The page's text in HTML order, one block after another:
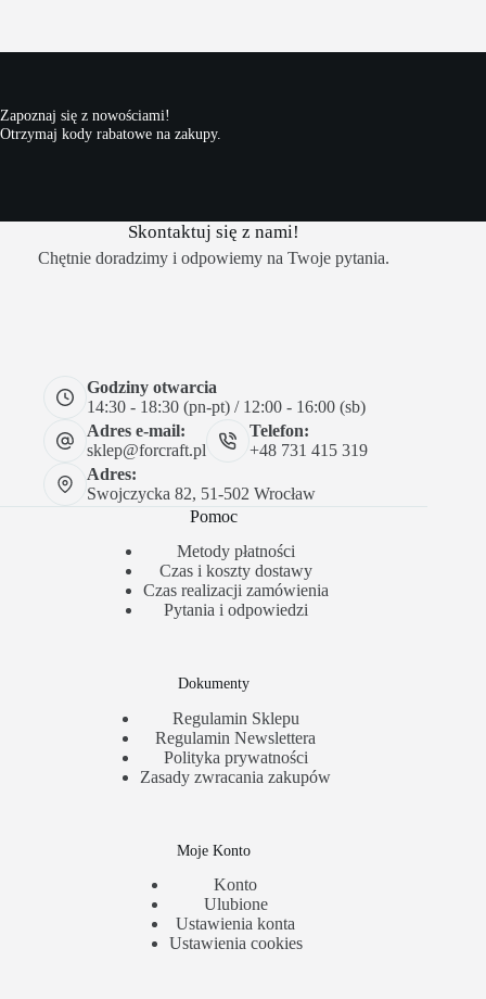
Zapoznaj się z nowościami!
Otrzymaj kody rabatowe na zakupy.
Skontaktuj się z nami!
Chętnie doradzimy i odpowiemy na Twoje pytania.
Godziny otwarcia
14:30 - 18:30 (pn-pt) / 12:00 - 16:00 (sb)
Adres e-mail:
sklep@forcraft.pl
Telefon:
+48 731 415 319
Adres:
Swojczycka 82, 51-502 Wrocław
Pomoc
Metody płatności
Czas i koszty dostawy
Czas realizacji zamówienia
Pytania i odpowiedzi
Dokumenty
Regulamin Sklepu
Regulamin Newslettera
Polityka prywatności
Zasady zwracania zakupów
Moje Konto
Konto
Ulubione
Ustawienia konta
Ustawienia cookies